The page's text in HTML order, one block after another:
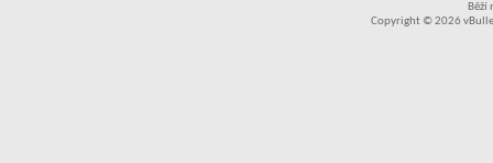
Běží
Copyright © 2026